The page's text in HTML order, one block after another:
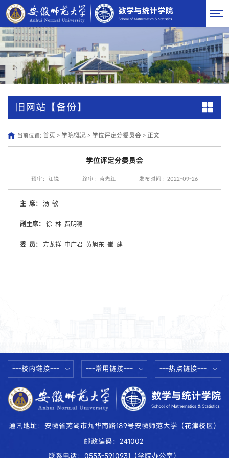
旧网站【备份】
当前位置: 首页 > 学院概况> 学位评定分委员会 > 正文
学位评定分委员会
预审：江锐 终审：芮先红 发布时间：2022-09-26
主 席： 汤 敏
副主席： 徐 林 费明稳
委 员： 方龙祥 申广君 黄旭东 崔 建
---校内链接--- ---常用链接--- ---热点链接---
通讯地址：安徽省芜湖市九华南路189号安徽师范大学（花津校区）
邮政编码：241002
联系电话：0553-5910931（学院办公室）